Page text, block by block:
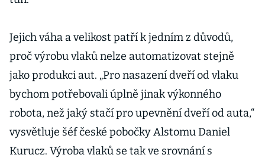
Jejich váha a velikost patří k jedním z důvodů,
proč výrobu vlaků nelze automatizovat stejně
jako produkci aut. „Pro nasazení dveří od vlaku
bychom potřebovali úplně jinak výkonného
robota, než jaký stačí pro upevnění dveří od auta,“
vysvětluje šéf české pobočky Alstomu Daniel
Kurucz. Výroba vlaků se tak ve srovnání s